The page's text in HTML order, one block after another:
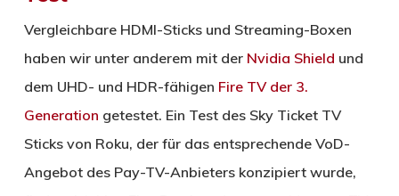
Vergleichbare HDMI-Sticks und Streaming-Boxen
haben wir unter anderem mit der Nvidia Shield und
dem UHD- und HDR-fähigen Fire TV der 3.
Generation getestet. Ein Test des Sky Ticket TV
Sticks von Roku, der für das entsprechende VoD-
Angebot des Pay-TV-Anbieters konzipiert wurde,